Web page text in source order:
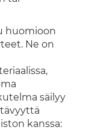
huomioon
Ne on
säilyy
kanssa: